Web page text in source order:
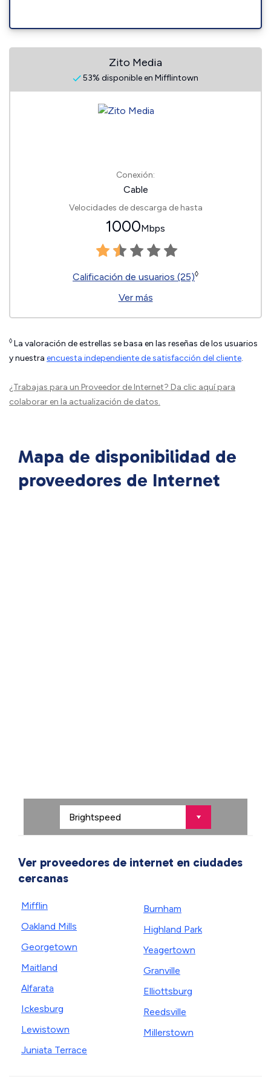
Zito Media
53% disponible en Mifflintown
Conexión:
Cable
Velocidades de descarga de hasta
1000Mbps
Calificación de usuarios (25)◊
Ver más
◊ La valoración de estrellas se basa en las reseñas de los usuarios
y nuestra encuesta independiente de satisfacción del cliente.
¿Trabajas para un Proveedor de Internet? Da clic aquípara
colaborar en la actualización de datos.
Mapa de disponibilidad de
proveedores de Internet
Ver proveedores de internet en ciudades
cercanas
Mifflin
Oakland Mills
Georgetown
Maitland
Alfarata
Ickesburg
Lewistown
Juniata Terrace
Burnham
Highland Park
Yeagertown
Granville
Elliottsburg
Reedsville
Millerstown